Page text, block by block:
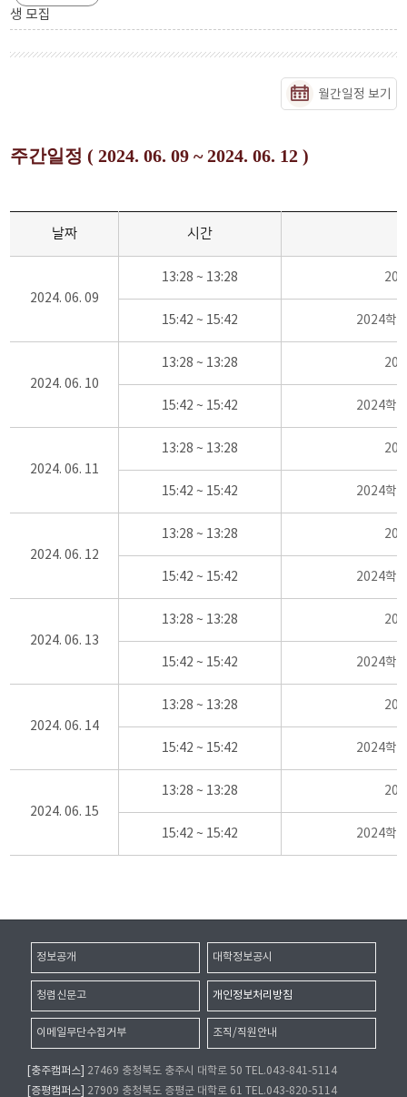
생 모집
월간일정 보기
주간일정 ( 2024. 06. 09 ~ 2024. 06. 12 )
날짜 시간
2024. 06. 09
13:28 ~ 13:28
15:42 ~ 15:42 2024학
2024. 06. 10
13:28 ~ 13:28
15:42 ~ 15:42 2024학
2024. 06. 11
13:28 ~ 13:28
15:42 ~ 15:42 2024학
2024. 06. 12
13:28 ~ 13:28
15:42 ~ 15:42 2024학
2024. 06. 13
13:28 ~ 13:28
15:42 ~ 15:42 2024학
2024. 06. 14
13:28 ~ 13:28
15:42 ~ 15:42 2024학
2024. 06. 15
13:28 ~ 13:28
15:42 ~ 15:42 2024학
정보공개 대학정보공시
청렴신문고 개인정보처리방침
이메일무단수집거부 조직/직원안내
[충주캠퍼스]
27469 충청북도 충주시 대학로 50 TEL.043-841-5114
[증평캠퍼스]
27909 충청북도 증평군 대학로 61 TEL.043-820-5114